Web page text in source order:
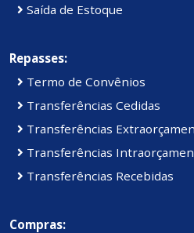
Saída de Estoque
Repasses:
Termo de Convênios
Transferências Cedidas
Transferências
Transferências
Transferências Recebidas
Compras: